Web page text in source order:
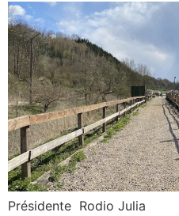
Présidente Rodio Julia